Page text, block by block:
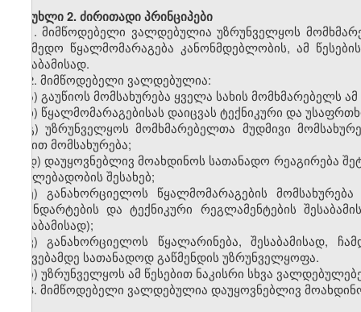
მუხლი 2. ძირითადი პრინციპები
1. მიმწოდებელი ვალდებულია უზრუნველყოს
საიმედო წყალმომარაგება კანონმდებლობის, ამ
შესაბამისად.
2. მიმწოდებელი ვალდებულია:
ა) გაუწიოს მომსახურება ყველა სახის მომხმარებელს ამ
ბ) წყალმომარაგებისას დაიცვას ტექნიკური და
გ) უზრუნველყოს მომხმარებელთა მუდმივი
ხაზით მომსახურება;
დ) დაუყოვნებლივ მოახდინოს სათანადო რეაგირება
ცვალებადობის შესახებ;
ე) განახორციელოს წყალმომარაგების
სტანდარტების და ტექნიკური რეგლამენტების
შესაბამისად);
ვ) განახორციელოს წყალარინება, შესაბამისად,
ჩაშვებამდე სათანადოდ გაწმენდის უზრუნველყოფა.
ზ) უზრუნველყოს ამ წესებით ნაკისრი სხვა
3. მიმწოდებელი ვალდებულია დაუყოვნებლივ